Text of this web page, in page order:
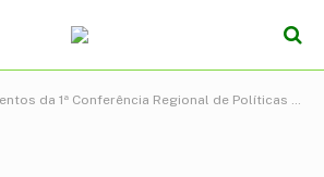
da 1ª Conferência Regional de Políticas para Mulheres